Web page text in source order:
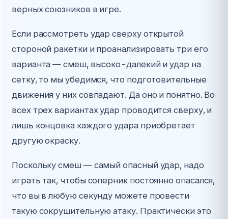
верных союзников в игре.
Если рассмотреть удар сверху открытой
стороной ракетки и проанализировать три его
варианта — смеш, высоко-далекий и удар на
сетку, то мы убедимся, что подготовительные
движения у них совпадают. Да оно и понятно. Во
всех трех вариантах удар проводится сверху, и
лишь концовка каждого удара приобретает
другую окраску.
Поскольку смеш — самый опасный удар, надо
играть так, чтобы соперник постоянно опасался,
что вы в любую секунду можете провести
такую сокрушительную атаку. Практически это